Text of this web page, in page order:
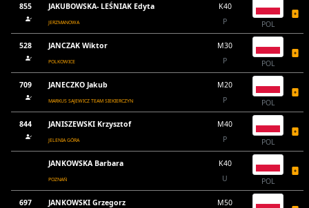
855 JAKUBOWSKA- LEŚNIAK Edyta
JERZMANOWA
K40
P
POL
528 JANCZAK Wiktor
POLKOWICE
M30
P
POL
709 JANECZKO Jakub
MARKUS SAJEWICZ TEAM SIEKIERCZYN
M20
P
POL
844 JANISZEWSKI Krzysztof
JELENIA GÓRA
M40
P
POL
JANKOWSKA Barbara
POZNAŃ
K40
U
POL
697 JANKOWSKI Grzegorz
M50